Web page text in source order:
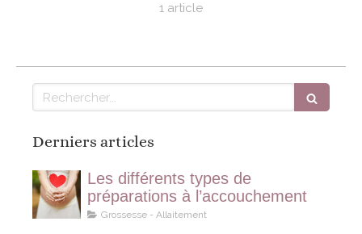
1 article
Rechercher
Derniers articles
Les différents types de
préparations à l’accouchement
Grossesse - Allaitement